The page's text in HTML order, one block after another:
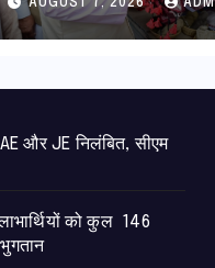
कारीगरों को किया
AUGUST 7, 2026
और JE निलंबित, सीएम
को कुल 146